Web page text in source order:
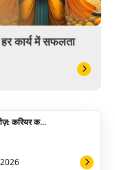
कार्य में सफलता
करियर क...